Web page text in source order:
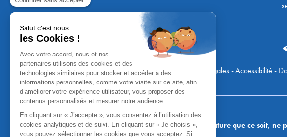
Mentions Légales-Accessibilité -
Aucun versement, de quelque nature que ce soit,